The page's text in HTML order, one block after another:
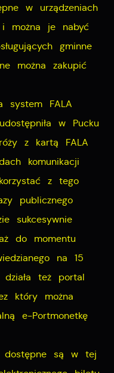
w urządzeniach
i można je nabyć
gminne
można zakupić
system FALA
w Pucku
z kartą FALA
komunikacji
z tego
publicznego
sukcesywnie
do momentu
na 15
też portal
który można
e-Portmonetkę
dostępne są w tej
oraz innych
w charakterze
treści w postaci